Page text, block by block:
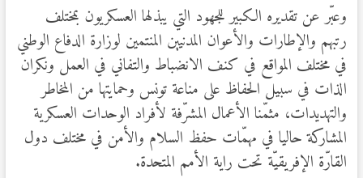
وعبّر عن تقديره الكبير للجهود التي يبذلها العسكريون بمختلف
رتبهم والإطارات والأعوان المدنيين المنتمين لوزارة الدفاع الوطني
في مختلف المواقع في كنف الانضباط والتفاني في العمل ونكران
الذات في سبيل الحفاظ على مناعة تونس وحمايتها من المخاطر
والتهديدات، مثمّنا الأعمال المشرّفة لأفراد الوحدات العسكرية
المشاركة حاليا في مهمّات حفظ السلام والأمن في مختلف دول
القارّة الإفريقيّة تحت راية الأمم المتحدة.